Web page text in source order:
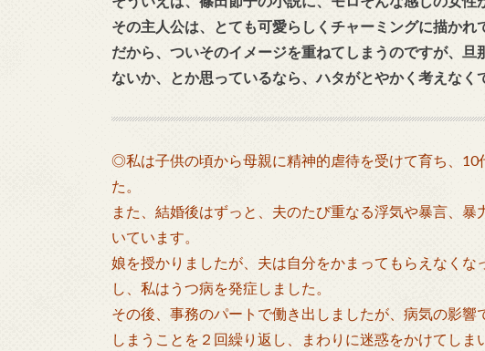
その主人公は、とても可愛らしくチャーミングに描かれ
だから、ついそのイメージを重ねてしまうのですが、
ないか、とか思っているなら、ハタがとやかく考えなく
◎私は子供の頃から母親に精神的虐待を受けて育ち、10
た。
また、結婚後はずっと、夫のたび重なる浮気や暴言、
いています。
娘を授かりましたが、夫は自分をかまってもらえなく
し、私はうつ病を発症しました。
その後、事務のパートで働き出しましたが、病気の影
しまうことを２回繰り返し、まわりに迷惑をかけてしま